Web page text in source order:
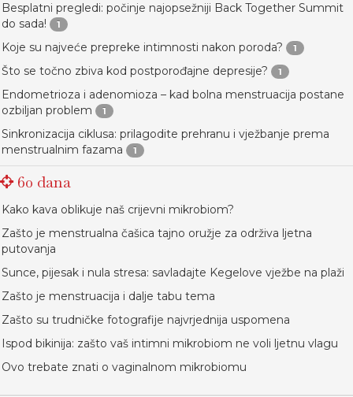
Besplatni pregledi: počinje najopsežniji Back Together Summit
do sada!
1
Koje su najveće prepreke intimnosti nakon poroda? 1
Što se točno zbiva kod postporođajne depresije? 1
Endometrioza i adenomioza – kad bolna menstruacija postane
ozbiljan problem
1
Sinkronizacija ciklusa: prilagodite prehranu i vježbanje prema
menstrualnim fazama
1
60 dana
Kako kava oblikuje naš crijevni mikrobiom?
Zašto je menstrualna čašica tajno oružje za održiva ljetna
putovanja
Sunce, pijesak i nula stresa: savladajte Kegelove vježbe na plaži
Zašto je menstruacija i dalje tabu tema
Zašto su trudničke fotografije najvrjednija uspomena
Ispod bikinija: zašto vaš intimni mikrobiom ne voli ljetnu vlagu
Ovo trebate znati o vaginalnom mikrobiomu